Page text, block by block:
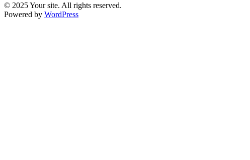
© 2025 Your site. All rights reserved.
Powered by WordPress